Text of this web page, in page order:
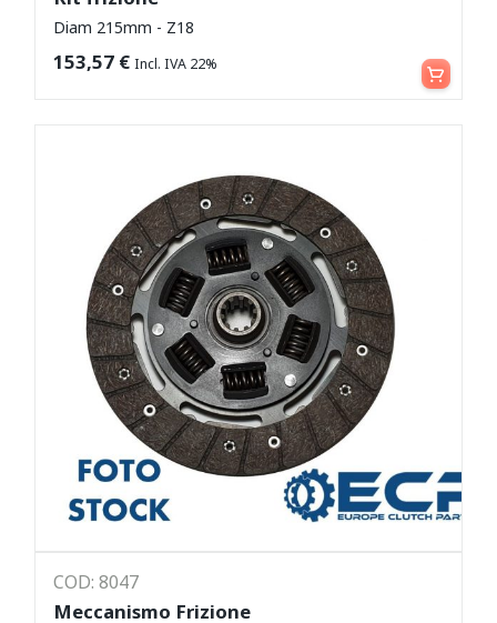
Diam 215mm - Z18
153,57 € Incl. IVA 22% Leggi tutto
COD: 8047
Meccanismo Frizione